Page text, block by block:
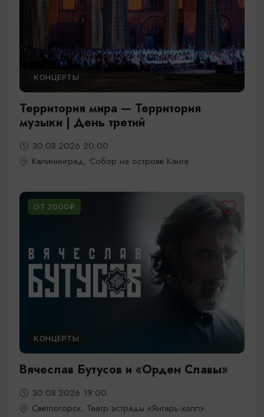
КОНЦЕРТЫ
Территория мира — Территория
музыки | День третий
30.08.2026 20:00
Калининград, Собор на острове Канта
ОТ 2000₽
КОНЦЕРТЫ
Вячеслав Бутусов и «Орден Славы»
30.08.2026 19:00
Светлогорск, Театр эстрады «Янтарь-холл»